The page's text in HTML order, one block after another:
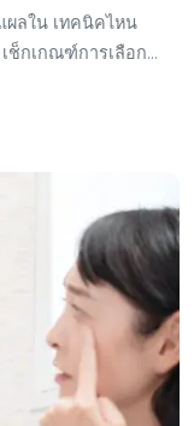
ผลใน เทคนิคไหน
ช็กเกณฑ์การเลือก